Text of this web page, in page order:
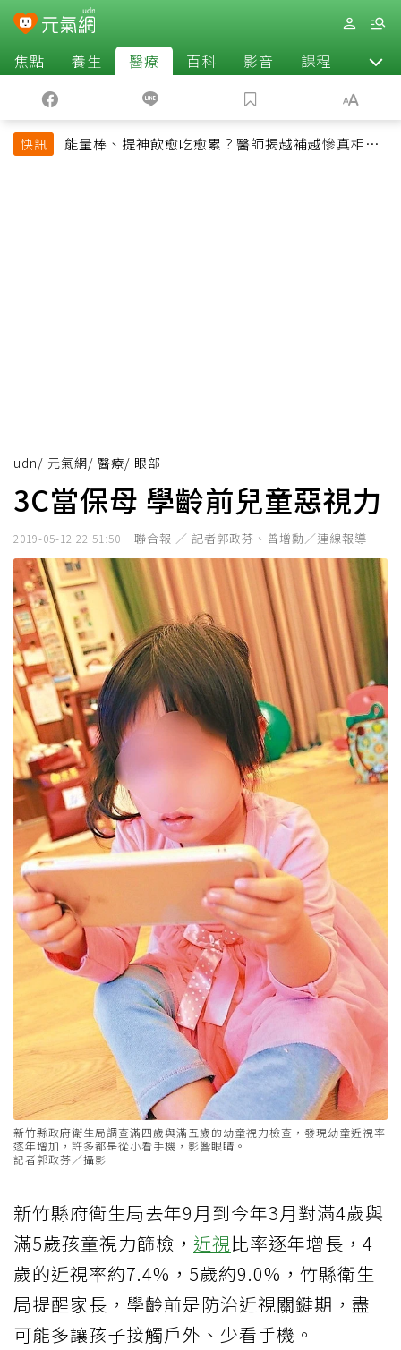
焦點 養生 醫療 百科 影音 課程 退休
快訊
能量棒、提神飲愈吃愈累？醫師揭越補越慘真相：
udn/ 元氣網/ 醫療/ 眼部
3C當保母 學齡前兒童惡視力
2019-05-12 22:51:50 聯合報 ／ 記者郭政芬、曾增勳／連線報導
新竹縣政府衛生局調查滿四歲與滿五歲的幼童視力檢查，發現幼童近視率
逐年增加，許多都是從小看手機，影響眼睛。
記者郭政芬／攝影
新竹縣府衛生局去年9月到今年3月對滿4歲與
滿5歲孩童視力篩檢， 近視比率逐年增長，4
歲的近視率約7.4%，5歲約9.0%，竹縣衛生
局提醒家長，學齡前是防治近視關鍵期，盡
可能多讓孩子接觸戶外、少看手機。